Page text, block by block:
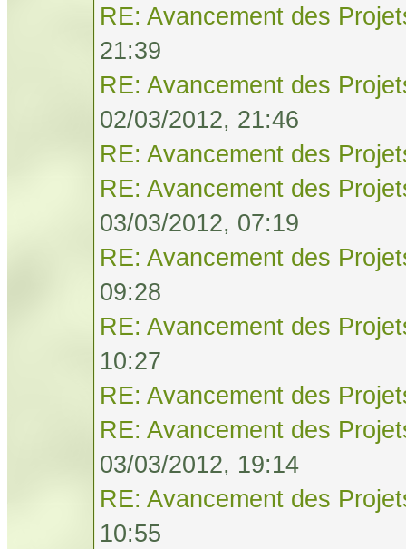
RE: Avancement des
21:39
RE: Avancement des
02/03/2012, 21:46
RE: Avancement des
RE: Avancement des
03/03/2012, 07:19
RE: Avancement des
09:28
RE: Avancement des
10:27
RE: Avancement des
RE: Avancement des
03/03/2012, 19:14
RE: Avancement des
10:55